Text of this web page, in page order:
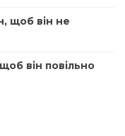
щоб він не
він повільно